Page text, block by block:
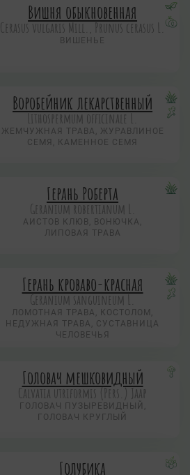
Вишня обыкновенная
Cerasus vulgaris Mill., Prunus cerasus L.
ВИШЕНЬЕ
Воробейник лекарственный
Lithospermum officinale L.
ЖЕМЧУЖНАЯ ТРАВА, ЖУРАВЛИНОЕ
СЕМЯ, КАМЕННОЕ СЕМЯ
Герань Роберта
Geranium robertianum L.
АИСТОВ КЛЮВ, ВОНЮЧКА,
ЛИПОВАЯ ТРАВА
Герань кроваво-красная
Geranium sanguineum L.
ЛОМОТНАЯ ТРАВА, КОСТОЛОМ,
НЕДУЖНАЯ ТРАВА, СУСТАВНИЦА
ЧЕЛОВЕЧЬЯ
Головач мешковидный
Calvatia utriformis (Pers.) Jaap
ГОЛОВАЧ ПУЗЫРЕВИДНЫЙ,
ГОЛОВАЧ КРУГЛЫЙ
Голубика